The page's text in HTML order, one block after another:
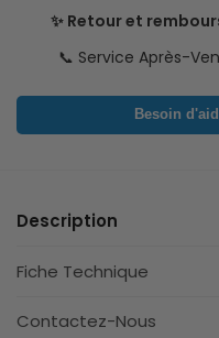
✨ Retour et
📞 Service Après-
Besoin
Description
Fiche Technique
Contactez-Nous